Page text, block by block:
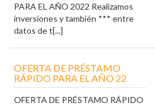
PARA EL AÑO 2022 Realizamos
inversiones y también *** entre
datos de t[...]
OFERTA DE PRÉSTAMO
RÁPIDO PARA EL AÑO 22
OFERTA DE PRÉSTAMO RÁPIDO